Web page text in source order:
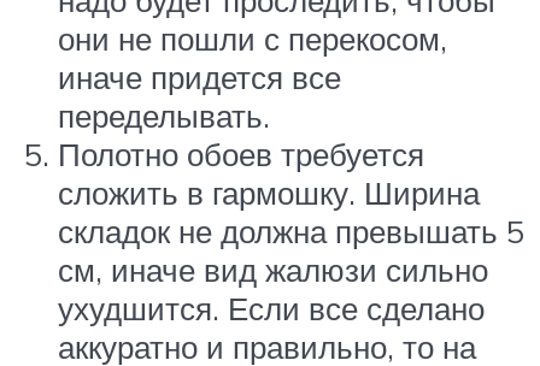
они не пошли с перекосом,
иначе придется все
переделывать.
Полотно обоев требуется
сложить в гармошку. Ширина
складок не должна превышать 5
см, иначе вид жалюзи сильно
ухудшится. Если все сделано
аккуратно и правильно, то на